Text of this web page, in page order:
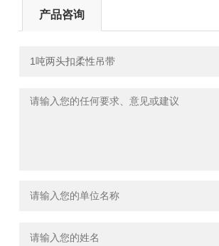
产品咨询